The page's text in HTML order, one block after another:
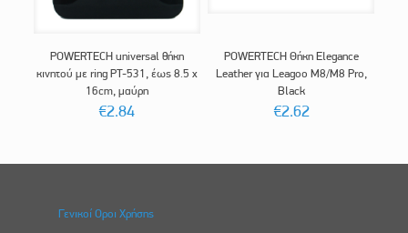
POWERTECH universal θήκη
κινητού με ring PT-531, έως 8.5 x
16cm, μαύρη
€2.84
POWERTECH Θήκη Elegance
Leather για Leagoo M8/M8 Pro,
Black
€2.62
Γενικοί Οροι Χρήσης